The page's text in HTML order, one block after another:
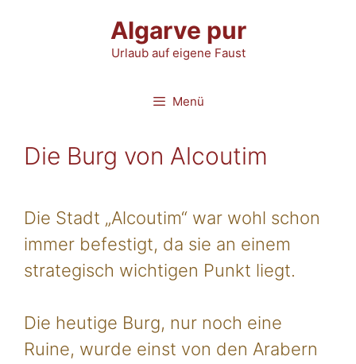
Algarve pur
Urlaub auf eigene Faust
Menü
Die Burg von Alcoutim
Die Stadt „Alcoutim“ war wohl schon
immer befestigt, da sie an einem
strategisch wichtigen Punkt liegt.
Die heutige Burg, nur noch eine
Ruine, wurde einst von den Arabern